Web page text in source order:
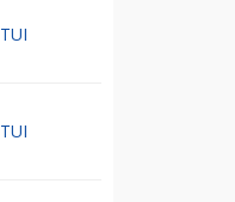
TUI
TUI